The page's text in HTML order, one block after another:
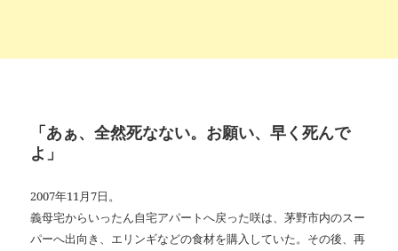
「あぁ、全然死なない。お願い、早く死んで
よ」
2007年11月7日。
義母宅からいったん自宅アパートへ戻った咲は、茅野市内のスー
パーへ出向き、エリンギなどの食材を購入していた。その後、再